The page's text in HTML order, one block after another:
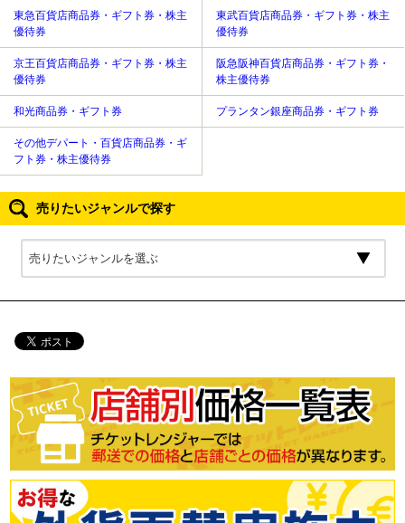
東急百貨店商品券・ギフト券・株主
優待券
東武百貨店商品券・ギフト券・株主
優待券
京王百貨店商品券・ギフト券・株主
優待券
阪急阪神百貨店商品券・ギフト券・
株主優待券
和光商品券・ギフト券 プランタン銀座商品券・ギフト券
その他デパート・百貨店商品券・ギ
フト券・株主優待券
売りたいジャンルで探す